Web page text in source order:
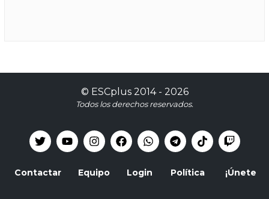
© ESCplus2014 - 2026
Todos los derechos reservados.
Contactar Equipo Login Política ¡Únete